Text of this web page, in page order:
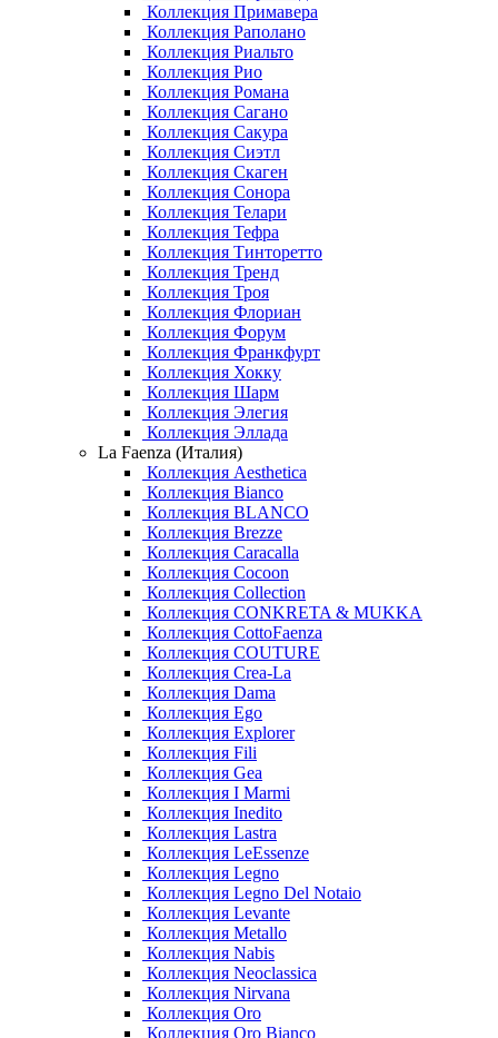
Коллекция Примавера
Коллекция Раполано
Коллекция Риальто
Коллекция Рио
Коллекция Романа
Коллекция Сагано
Коллекция Сакура
Коллекция Сиэтл
Коллекция Скаген
Коллекция Сонора
Коллекция Телари
Коллекция Тефра
Коллекция Тинторетто
Коллекция Тренд
Коллекция Троя
Коллекция Флориан
Коллекция Форум
Коллекция Франкфурт
Коллекция Хокку
Коллекция Шарм
Коллекция Элегия
Коллекция Эллада
La Faenza (Италия)
Коллекция Aesthetica
Коллекция Bianco
Коллекция BLANCO
Коллекция Brezze
Коллекция Caracalla
Коллекция Cocoon
Коллекция Collection
Коллекция CONKRETA & MUKKA
Коллекция CottoFaenza
Коллекция COUTURE
Коллекция Crea-La
Коллекция Dama
Коллекция Ego
Коллекция Explorer
Коллекция Fili
Коллекция Gea
Коллекция I Marmi
Коллекция Inedito
Коллекция Lastra
Коллекция LeEssenze
Коллекция Legno
Коллекция Legno Del Notaio
Коллекция Levante
Коллекция Metallo
Коллекция Nabis
Коллекция Neoclassica
Коллекция Nirvana
Коллекция Oro
Коллекция Oro Bianco